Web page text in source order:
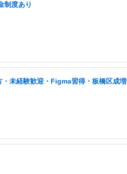
制度あり
未経験歓迎・Figma習得・板橋区成増